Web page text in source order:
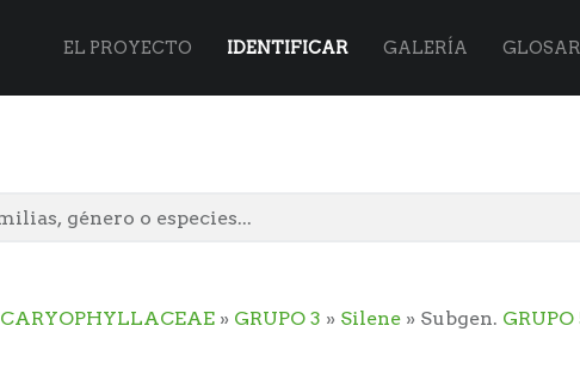
Flora
navigation
Skip
EL PROYECTO IDENTIFICAR GALERÍA
CARYOPHYLLACEAE » GRUPO 3 » Silene » Subgen. GRUPO